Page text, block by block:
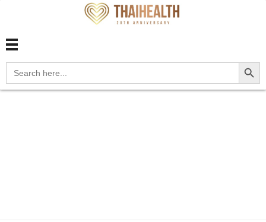
Search
for:
Search Button